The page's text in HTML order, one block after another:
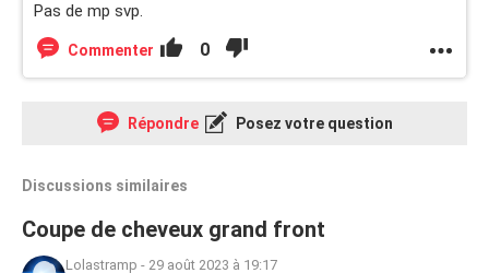
Pas de mp svp.
Commenter 0
Répondre Posez votre question
Discussions similaires
Coupe de cheveux grand front
Lolastramp - 29 août 2023 à 19:17